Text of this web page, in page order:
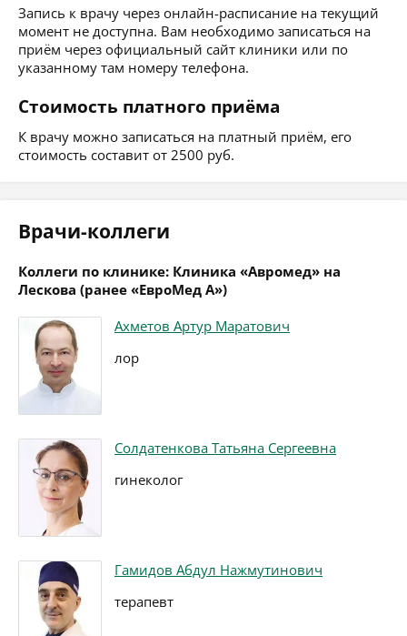
Запись к врачу через онлайн-расписание на текущий
момент не доступна. Вам необходимо записаться на
приём через официальный сайт клиники или по
указанному там номеру телефона.
Стоимость платного приёма
К врачу можно записаться на платный приём, его
стоимость составит от 2500 руб.
Врачи-коллеги
Коллеги по клинике: Клиника «Авромед» на
Лескова (ранее «ЕвроМед А»)
Ахметов Артур Маратович
лор
Солдатенкова Татьяна Сергеевна
гинеколог
Гамидов Абдул Нажмутинович
терапевт